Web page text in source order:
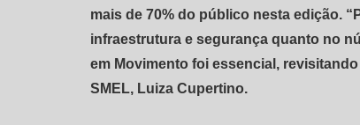
mais de 70% do público nesta edição.
infraestrutura e segurança quanto no
em Movimento foi essencial,
SMEL, Luiza Cupertino.